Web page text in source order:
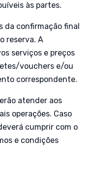
às partes.
da confirmação final
reserva. A
serviços e preços
vouchers e/ou
correspondente.
atender aos
operações. Caso
cumprir com o
e condições